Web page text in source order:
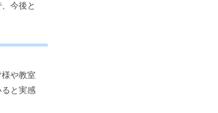
今後と
や教室
と実感